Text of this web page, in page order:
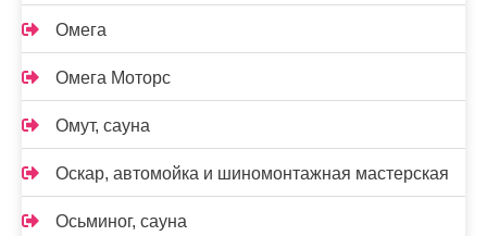
Омега
Омега Моторс
Омут, сауна
Оскар, автомойка и шиномонтажная мастерская
Осьминог, сауна